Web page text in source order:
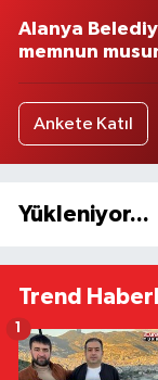
Alanya
memnun
Ankete Katıl
Yükleniyor...
Trend
1